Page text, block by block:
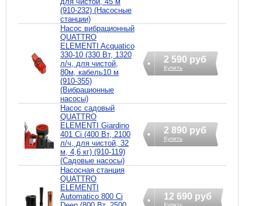
(910-232) (Насосные
станции)
Насос вибрационный
QUATTRO
ELEMENTI Acquatico
330-10 (330 Вт, 1320
л/ч, для чистой,
80м, кабель10 м
(910-355)
(Вибрационные
насосы)
2 590 руб
Купить
Насос садовый
QUATTRO
ELEMENTI Giardino
401 Ci (400 Вт, 2100
л/ч, для чистой, 32
м, 4,6 кг) (910-119)
(Садовые насосы)
2 890 руб
Купить
Насосная станция
QUATTRO
ELEMENTI
Automatico 800 Ci
12 690 руб
Купить